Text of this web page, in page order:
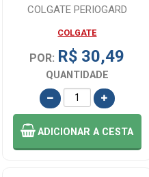
COLGATE PERIOGARD
COLGATE
POR: R$ 30,49
QUANTIDADE
ADICIONARA CESTA